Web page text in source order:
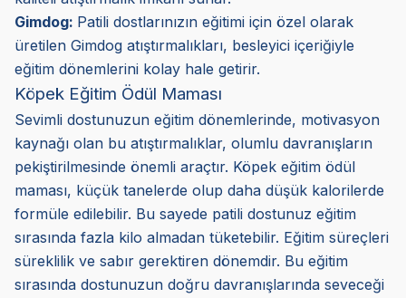
Gimdog: Patili dostlarınızın eğitimi için özel olarak
üretilen Gimdog atıştırmalıkları, besleyici içeriğiyle
eğitim dönemlerini kolay hale getirir.
Köpek Eğitim Ödül Maması
Sevimli dostunuzun eğitim dönemlerinde, motivasyon
kaynağı olan bu atıştırmalıklar, olumlu davranışların
pekiştirilmesinde önemli araçtır. Köpek eğitim ödül
maması, küçük tanelerde olup daha düşük kalorilerde
formüle edilebilir. Bu sayede patili dostunuz eğitim
sırasında fazla kilo almadan tüketebilir. Eğitim süreçleri
süreklilik ve sabır gerektiren dönemdir. Bu eğitim
sırasında dostunuzun doğru davranışlarında seveceği